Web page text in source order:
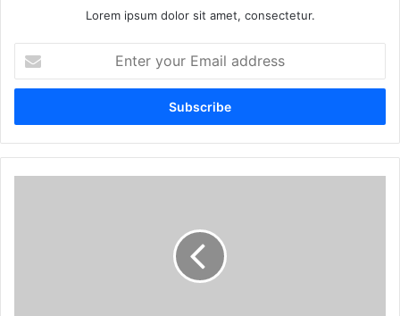
Lorem ipsum dolor sit amet, consectetur.
your
Email